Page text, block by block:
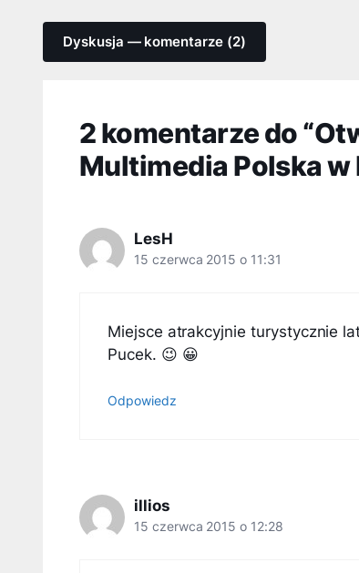
Dyskusja — komentarze (2)
2 komentarze do
Multimedia Polska w
LesH
15 czerwca 2015 o 11:31
Miejsce atrakcyjnie turystycznie
Pucek. 😉 😀
Odpowiedz
illios
15 czerwca 2015 o 12:28